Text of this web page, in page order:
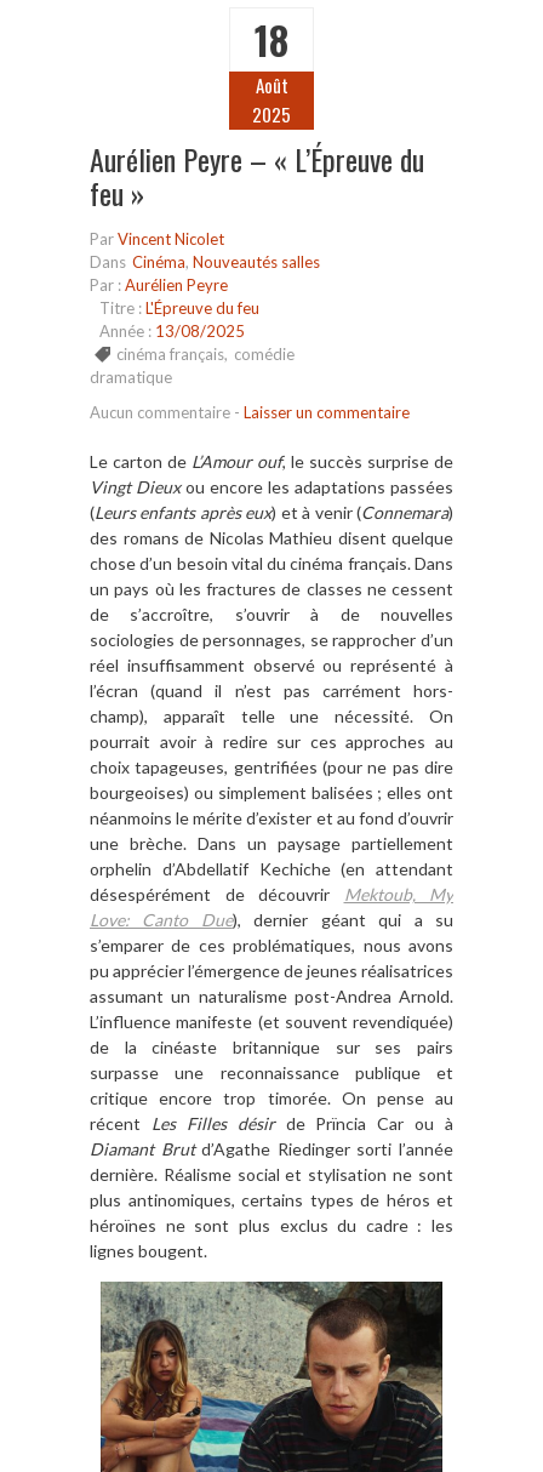
18
Août
2025
Aurélien Peyre – « L’Épreuve du
feu »
ParVincent Nicolet
Dans Cinéma, Nouveautés salles
Par :Aurélien Peyre
Titre :L'Épreuve du feu
Année : 13/08/2025
cinéma français, comédie
dramatique
Aucun commentaire - Laisser un commentaire
Le carton de L’Amour ouf, le succès surprise de
Vingt Dieuxou encore les adaptations passées
(Leurs enfants après eux) et à venir (Connemara)
des romans de Nicolas Mathieu disent quelque
chose d’un besoin vital du cinéma français. Dans
un pays où les fractures de classes ne cessent
de s’accroître, s’ouvrir à de nouvelles
sociologies de personnages, se rapprocher d’un
réel insuffisamment observé ou représenté à
l’écran (quand il n’est pas carrément hors-
champ), apparaît telle une nécessité. On
pourrait avoir à redire sur ces approches au
choix tapageuses, gentrifiées (pour ne pas dire
bourgeoises) ou simplement balisées ; elles ont
néanmoins le mérite d’exister et au fond d’ouvrir
une brèche. Dans un paysage partiellement
orphelin d’Abdellatif Kechiche (en attendant
désespérément de découvrir Mektoub, My
Love: Canto Due), dernier géant qui a su
s’emparer de ces problématiques, nous avons
pu apprécier l’émergence de jeunes réalisatrices
assumant un naturalisme post-Andrea Arnold.
L’influence manifeste (et souvent revendiquée)
de la cinéaste britannique sur ses pairs
surpasse une reconnaissance publique et
critique encore trop timorée. On pense au
récent Les Filles désirde Prïncia Car ou à
Diamant Brutd’Agathe Riedinger sorti l’année
dernière. Réalisme social et stylisation ne sont
plus antinomiques, certains types de héros et
héroïnes ne sont plus exclus du cadre : les
lignes bougent.